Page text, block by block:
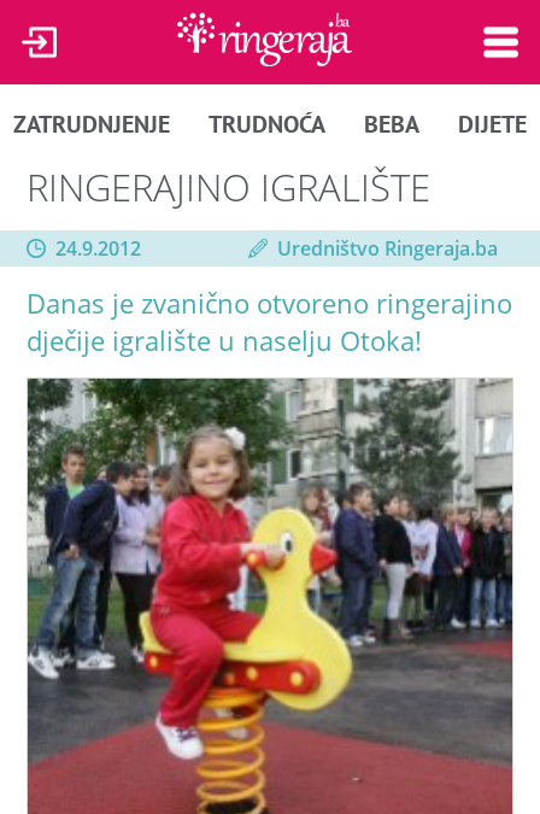
ZATRUDNJENJE TRUDNOĆA BEBA DIJETE
RINGERAJINO IGRALIŠTE
24.9.2012 Uredništvo Ringeraja.ba
Danas je zvanično otvoreno ringerajino
dječije igralište u naselju Otoka!